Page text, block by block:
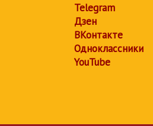
Telegram
Дзен
ВКонтакте
Одноклассники
YouTube